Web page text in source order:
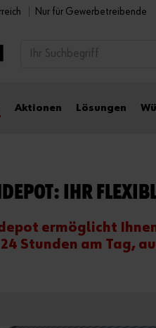
Nur für Gewerbetreibende
Aktionen Lösungen
IHR
ermöglicht
Stunden am Tag,